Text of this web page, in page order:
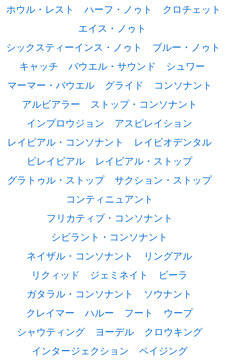
ホウル・レスト
ハーフ・ノゥト
クロチェット
エイス・ノゥト
シックスティーインス・ノゥト
ブルー・ノゥト
キャッチ
バウエル・サウンド
シュワー
マーマー・バウエル
グライド
コンソナント
アルビアラー
ストップ・コンソナント
インプロウジョン
アスピレイション
レイビアル・コンソナント
レイビオデンタル
ビレイビアル
レイビアル・ストップ
グラトゥル・ストップ
サクション・ストップ
コンティニュアント
フリカティブ・コンソナント
シビラント・コンソナント
ネイザル・コンソナント
リングアル
リクィッド
ジェミネイト
ビーラ
ガタラル・コンソナント
ソウナント
クレイマー
ハルー フート
ウープ
シャウティング
ヨーデル
クロウキング
インタージェクション
ペイジング